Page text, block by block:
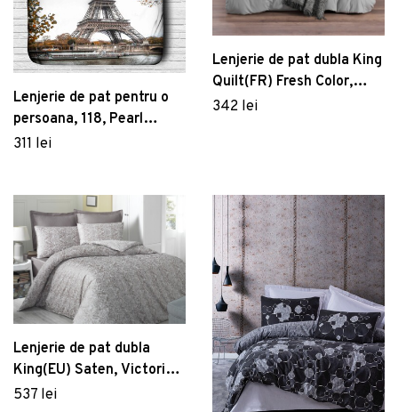
Lenjerie de pat pentru o
persoana, 118, Pearl
Home, Poliester Satinat
311 lei
Lenjerie de pat dubla King
Quilt(FR) Fresh Color,
Mijolnir, 3 piese, 240x220
342 lei
Lenjerie de pat dubla
King(EU) Saten, Victoria,
3 piese, 240x220 cm,
537 lei